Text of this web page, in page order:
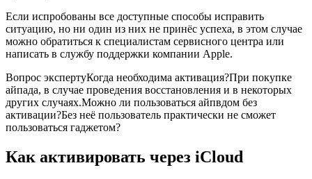
Если испробованы все доступные способы исправить
ситуацию, но ни один из них не принёс успеха, в этом случае
можно обратиться к специалистам сервисного центра или
написать в службу поддержки компании Apple.
Вопрос экспертуКогда необходима активация?При покупке
айпада, в случае проведения восстановления и в некоторых
других случаях.Можно ли пользоваться айпвдом без
активации?Без неё пользователь практически не сможет
пользоваться гаджетом?
Как активировать через iCloud